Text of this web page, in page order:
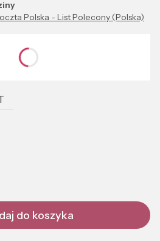
Polska - List Polecony (Polska)
różnić się ceną
do koszyka